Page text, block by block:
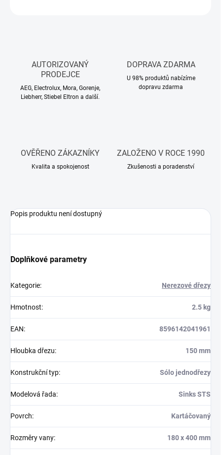
AUTORIZOVANÝ
PRODEJCE
AEG, Electrolux, Mora, Gorenje,
Liebherr, Stiebel Eltron a další.
DOPRAVA ZDARMA
U 98% produktů nabízíme
dopravu zdarma
OVĚŘENO ZÁKAZNÍKY
Kvalita a spokojenost
ZALOŽENO V ROCE 1990
Zkušenosti a poradenství
Popis produktu není dostupný
Doplňkové parametry
Kategorie: Nerezové dřezy
Hmotnost: 2.5 kg
EAN: 8596142041961
Hloubka dřezu: 150 mm
Konstrukční typ: Sólo jednodřezy
Modelová řada: Sinks STS
Povrch: Kartáčovaný
Rozměry vany: 180 x 400 mm